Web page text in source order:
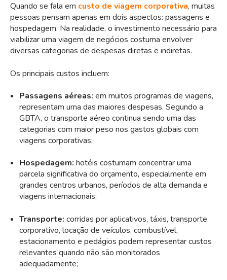
Quando se fala em custo de viagem corporativa, muitas
pessoas pensam apenas em dois aspectos: passagens e
hospedagem. Na realidade, o investimento necessário para
viabilizar uma viagem de negócios costuma envolver
diversas categorias de despesas diretas e indiretas.
Os principais custos incluem:
Passagens aéreas: em muitos programas de viagens,
representam uma das maiores despesas. Segundo a
GBTA, o transporte aéreo continua sendo uma das
categorias com maior peso nos gastos globais com
viagens corporativas;
Hospedagem: hotéis costumam concentrar uma
parcela significativa do orçamento, especialmente em
grandes centros urbanos, períodos de alta demanda e
viagens internacionais;
Transporte: corridas por aplicativos, táxis, transporte
corporativo, locação de veículos, combustível,
estacionamento e pedágios podem representar custos
relevantes quando não são monitorados
adequadamente;